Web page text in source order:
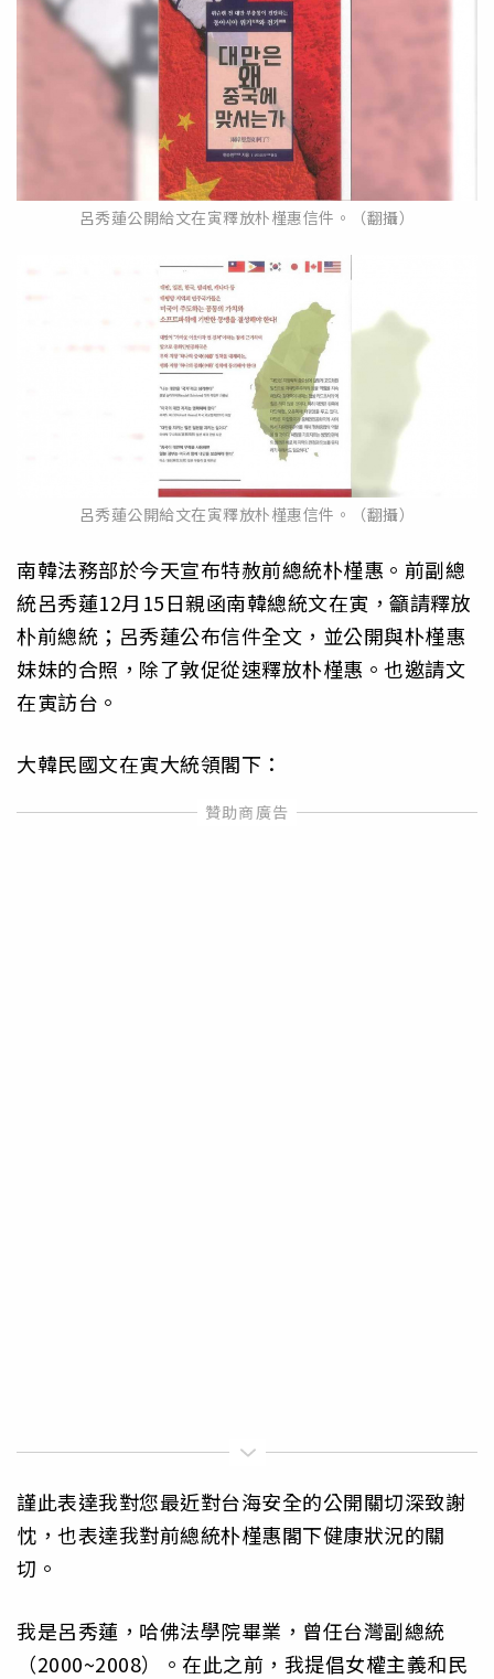
呂秀蓮公開給文在寅釋放朴槿惠信件。（翻攝）
呂秀蓮公開給文在寅釋放朴槿惠信件。（翻攝）
南韓法務部於今天宣布特赦前總統朴槿惠。前副總
統呂秀蓮12月15日親函南韓總統文在寅，籲請釋放
朴前總統；呂秀蓮公布信件全文，並公開與朴槿惠
妹妹的合照，除了敦促從速釋放朴槿惠。也邀請文
在寅訪台。
大韓民國文在寅大統領閣下：
謹此表達我對您最近對台海安全的公開關切深致謝
忱，也表達我對前總統朴槿惠閣下健康狀況的關
切。
我是呂秀蓮，哈佛法學院畢業，曾任台灣副總統
（2000~2008）。在此之前，我提倡女權主義和民